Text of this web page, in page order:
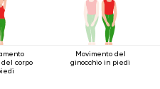
corpo
Movimento del
ginocchio in piedi